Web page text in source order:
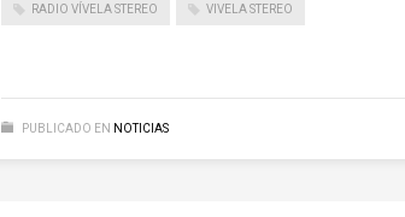
RADIO VÍVELA STEREO VIVELA STEREO
PUBLICADO EN NOTICIAS